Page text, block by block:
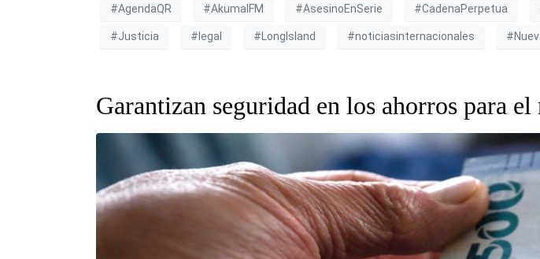
#AgendaQR #AkumalFM #AsesinoEnSerie #CadenaPerpetua
#Justicia #legal #LongIsland #noticiasinternacionales
Garantizan seguridad en los ahorros para